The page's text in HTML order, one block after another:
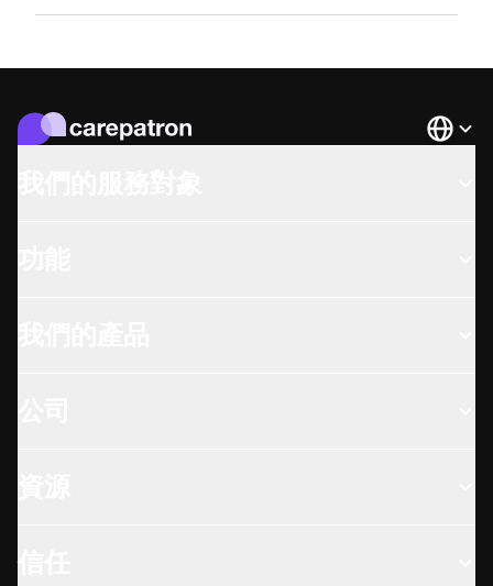
Cliniko 等平台提供引導式匯入工作流程，可
是的。免費方案提供無限個案、遠距醫療、